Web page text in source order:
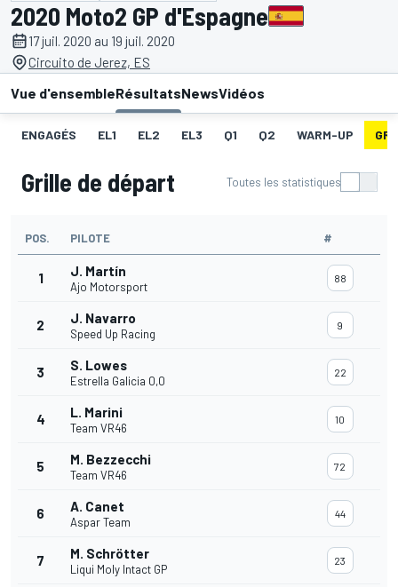
2020 Moto2 GP d'Espagne
17 juil. 2020 au 19 juil. 2020
Circuito de Jerez, ES
Vue d'ensembleRésultatsNewsVidéos
ENGAGÉS EL1 EL2 EL3 Q1 Q2 WARM-UP
Grille de départ Toutes les statistiques
POS. PILOTE #
1 J. Martín
Ajo Motorsport
88
2 J. Navarro
Speed Up Racing
9
3 S. Lowes
Estrella Galicia 0,0
22
4 L. Marini
Team VR46
10
5 M. Bezzecchi
Team VR46
72
6 A. Canet
Aspar Team
44
7 M. Schrötter
Liqui Moly Intact GP
23